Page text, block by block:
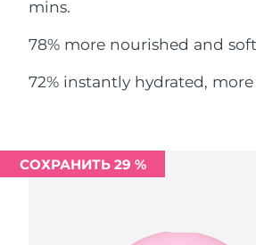
mins.
78% more nourished and
72% instantly hydrated,
СОХРАНИТЬ 29 %
Малайзия